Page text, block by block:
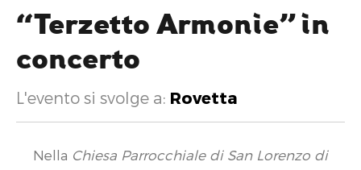
“Terzetto Armonie” in
concerto
L'evento si svolge a: Rovetta
Nella Chiesa Parrocchiale di San Lorenzo di